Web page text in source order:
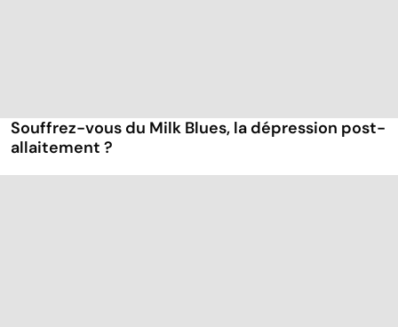
Souffrez-vous du Milk Blues, la dépression post-
allaitement ?